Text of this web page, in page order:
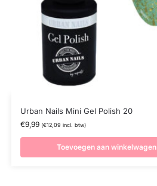
Urban Nails Mini Gel Polish 20
€9,99 (€12,09 incl. btw)
Toevoegen aan winkelwagen